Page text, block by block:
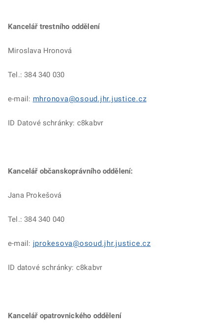
Kancelář trestního oddělení
Miroslava Hronová
Tel.: 384 340 030
e-mail: mhronova@osoud.jhr.justice.cz
ID Datové schránky: c8kabvr
Kancelář občanskoprávního oddělení:
Jana Prokešová
Tel.: 384 340 040
e-mail: jprokesova@osoud.jhr.justice.cz
ID datové schránky: c8kabvr
Kancelář opatrovnického oddělení